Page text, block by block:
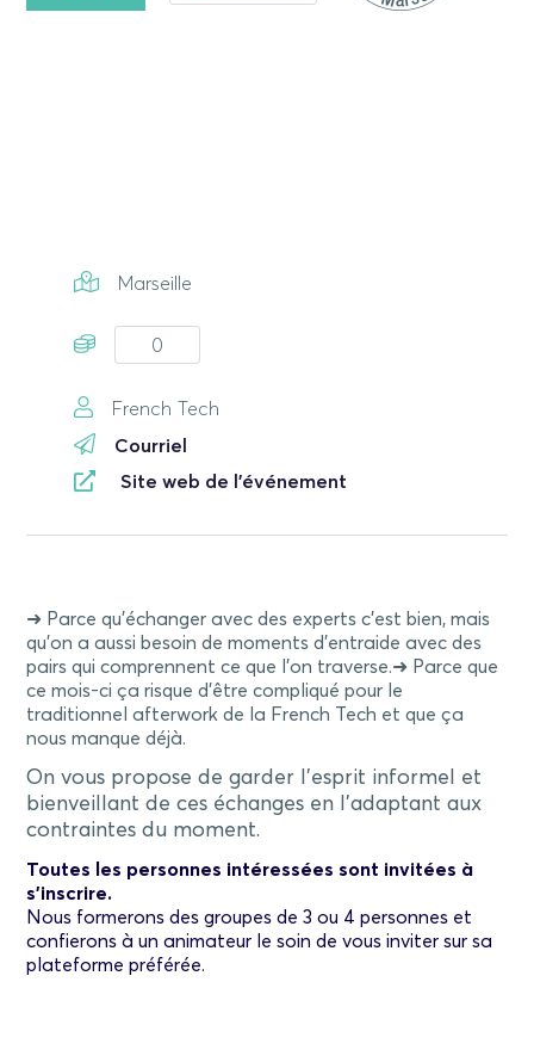
Marseille
0
French Tech
Courriel
Site web de l'événement
➜ Parce qu’échanger avec des experts c’est bien, mais
qu’on a aussi besoin de moments d’entraide avec des
pairs qui comprennent ce que l’on traverse.➜ Parce que
ce mois-ci ça risque d’être compliqué pour le
traditionnel afterwork de la French Tech et que ça
nous manque déjà.
On vous propose de garder l’esprit informel et
bienveillant de ces échanges en l’adaptant aux
contraintes du moment.
Toutes les personnes intéressées sont invitées à
s’inscrire.
Nous formerons des groupes de 3 ou 4 personnes et
confierons à un animateur le soin de vous inviter sur sa
plateforme préférée.